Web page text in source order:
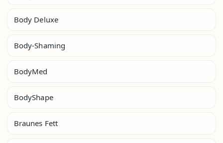
Body Deluxe
Body-Shaming
BodyMed
BodyShape
Braunes Fett